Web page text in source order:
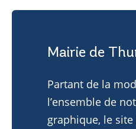
Mairie de
Partant de la
l’ensemble de
graphique, leLa